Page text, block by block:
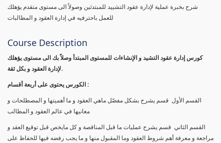
شرح بخبرة عملية لإدارة عقود التشييد للمبتدئين وصولاً الى مستوى متقدم يؤهلك
للعمل باحترفيه في إدارة العقود و المطالبات
Course Description
كورس إدارة عقود التشيد و الإنشاءات للمستوى المبتدأ وصلاً بك الى مستوى يؤهلك
لإدارة العقود و بكل ثقة.
الكورس يحتوى على أربعة أقسام :
القسم الأول قسم يشرح بشكل مفصّل ماهي العقود و ما أهميتها و المصطلحات و
معانيها في عالم العقود و المطالب
القسم الثاني قسم يشرح عمليات ما قبل المناقصة و كل مايخص قبل توقيع العقد و
مراجعة و معرفة أهم شروط العقود وما المقبول منها و ما يجب رفضه فيها للحفاظ على